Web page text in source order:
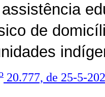
de
20.777, de 25-5-